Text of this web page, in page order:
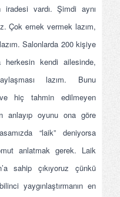
iradesi vardı. Şimdi aynı
Çok emek vermek lazım,
Salonlarda 200 kişiye
kendi ailesinde,
lazım. Bunu
hiç tahmin edilmeyen
anlayıp oyunu ona göre
“laik” deniyorsa
anlatmak gerek. Laik
sahip çıkıyoruz çünkü
yaygınlaştırmanın en